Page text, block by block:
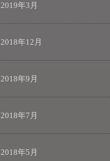
2019年3月
2018年12月
2018年9月
2018年7月
2018年5月